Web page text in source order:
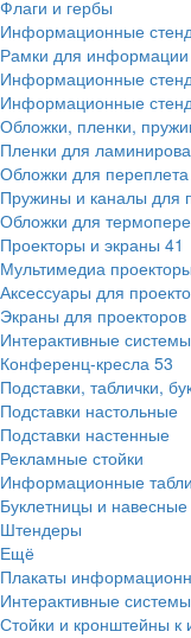
Флаги и гербы
Информационные
Рамки для информации
Информационные
Информационные
Обложки, пленки,
Пленки для
Обложки для переплета
Пружины и каналы для
Обложки для
Проекторы и экраны 41
Мультимедиа проекторы
Аксессуары для
Экраны для проекторов
Интерактивные системы
Конференц-кресла 53
Подставки, таблички,
Подставки настольные
Подставки настенные
Рекламные стойки
Информационные
Буклетницы и
Штендеры
Ещё
Плакаты
Интерактивные системы
Стойки и кронштейны к